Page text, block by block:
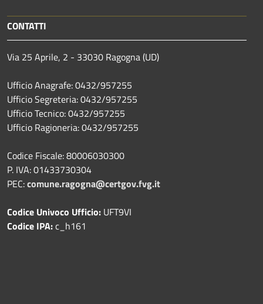
CONTATTI
Via 25 Aprile, 2 - 33030 Ragogna (UD)
Ufficio Anagrafe: 0432/957255
Ufficio Segreteria: 0432/957255
Ufficio Tecnico: 0432/957255
Ufficio Ragioneria: 0432/957255
Codice Fiscale: 80006030300
P. IVA: 01433730304
PEC:comune.ragogna@certgov.fvg.it
Codice Univoco Ufficio: UFT9VI
Codice IPA:c_h161